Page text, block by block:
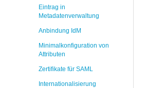
Eintrag in
Metadatenverwaltung
Anbindung IdM
Minimalkonfiguration von
Attributen
Zertifikate für SAML
Internationalisierung